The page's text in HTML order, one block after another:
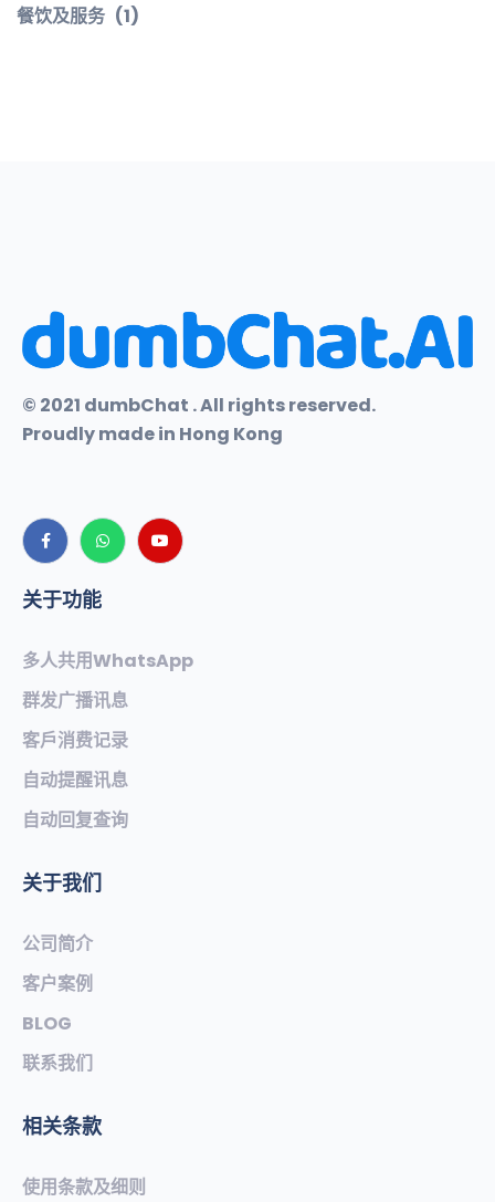
餐饮及服务 (1)
© 2021 dumbChat . All rights reserved.
Proudly made in Hong Kong
关于功能
多人共用WhatsApp
群发广播讯息
客戶消费记录
自动提醒讯息
自动回复查询
关于我们
公司简介
客户案例
BLOG
联系我们
相关条款
使用条款及细则